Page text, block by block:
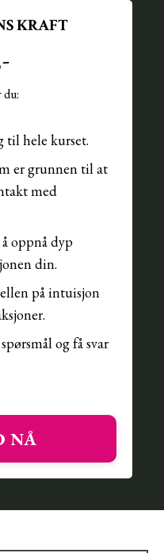
KRAFT
hele kurset.
er grunnen til at
med
oppnå dyp
din.
på intuisjon
og få svar
NÅ